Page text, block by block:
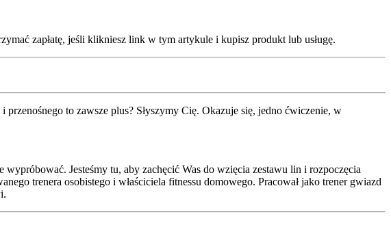
zapłatę, jeśli klikniesz link w tym artykule i kupisz produkt lub usługę.
to zawsze plus? Słyszymy Cię. Okazuje się, jedno ćwiczenie, w
Jesteśmy tu, aby zachęcić Was do wzięcia zestawu lin i rozpoczęcia
trenera osobistego i właściciela fitnessu domowego. Pracował jako trener gwiazd